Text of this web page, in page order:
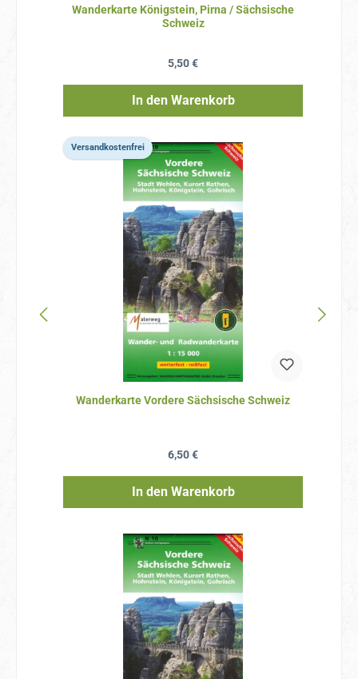
Wanderkarte Königstein, Pirna / Sächsische
Schweiz
Regulärer Preis:
5,50 €
In den Warenkorb
Versandkostenfrei
Wanderkarte Vordere Sächsische Schweiz
Regulärer Preis:
6,50 €
In den Warenkorb